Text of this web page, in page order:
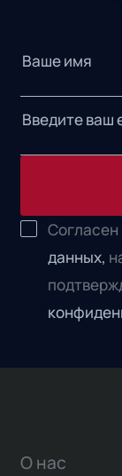
Согласен
данных,
О нас